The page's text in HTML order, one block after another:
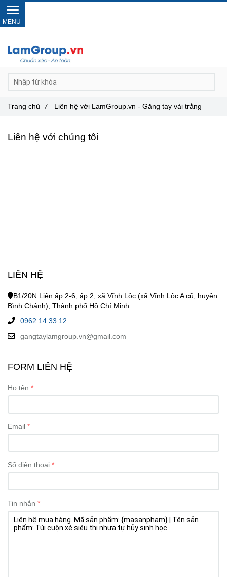
Liên hệ với chúng tôi
LIÊN HỆ
B1/20N Liên ấp 2-6, ấp 2, xã Vĩnh Lộc (xã Vĩnh Lộc A cũ, huyện
Bình Chánh), Thành phố Hồ Chí Minh
0962 14 33 12
gangtaylamgroup.vn@gmail.com
FORM LIÊN HỆ
Họ tên
Email
Số điện thoại
Tin nhắn
Trang chủ / Liên hệ với LamGroup.vn - Găng tay vải trắng